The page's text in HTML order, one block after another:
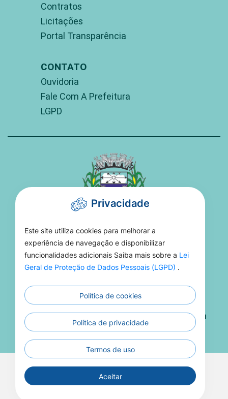
Contratos
Licitações
Portal Transparência
CONTATO
Ouvidoria
Fale Com A Prefeitura
LGPD
PREFEITURA DE TORIXORÉU
Rua 15 De Novembro, 16 - Setor Aeroporto -
(66) 3406-1021
Atendimento De Segunda A Sexta 08h Às 13h
Todos os Direitos Reservados a Prefeitura de
Torixoréu
Privacidade
Este site utiliza cookies para melhorar a
experiência de navegação e disponibilizar
funcionalidades adicionais Saiba mais sobre a Lei
Geral de Proteção de Dados Pessoais (LGPD) .
Política de cookies
Política de privacidade
Termos de uso
Aceitar